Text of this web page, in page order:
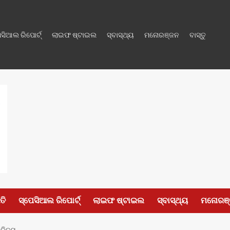
ରିପୋର୍ଟ୍ ଲାଇଫ ଷ୍ଟାଇଲ ସ୍ବାସ୍ଥ୍ୟ ମନୋରଞ୍ଜନ ବାସ୍ତୁ
ସ୍ପେସିଆଲ ରିପୋର୍ଟ୍ ଲାଇଫ ଷ୍ଟାଇଲ ସ୍ବାସ୍ଥ୍ୟ